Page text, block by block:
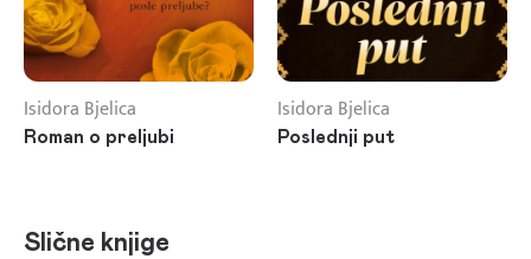
Isidora Bjelica
Roman o preljubi
Isidora Bjelica
Poslednji put
Slične knjige